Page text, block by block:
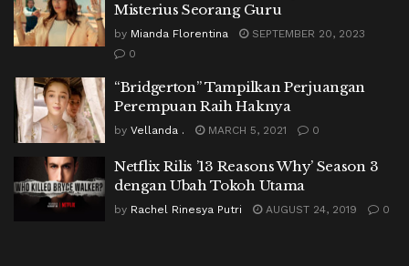
Misterius Seorang Guru
by Mianda Florentina
SEPTEMBER 20, 2023
0
“Bridgerton” Tampilkan Perjuangan
Perempuan Raih Haknya
by Vellanda . MARCH 5, 2021 0
Netflix Rilis ’13 Reasons Why’ Season 3
dengan Ubah Tokoh Utama
by Rachel Rinesya Putri AUGUST 24, 2019 0